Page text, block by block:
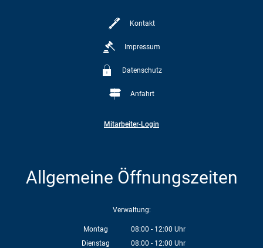
Kontakt
Impressum
Datenschutz
Anfahrt
Mitarbeiter-Login
Allgemeine Öffnungszeiten
Verwaltung:
Montag 08:00 - 12:00 Uhr
Von 08:00 bis 12:00 Uhr
Dienstag 08:00 - 12:00 Uhr